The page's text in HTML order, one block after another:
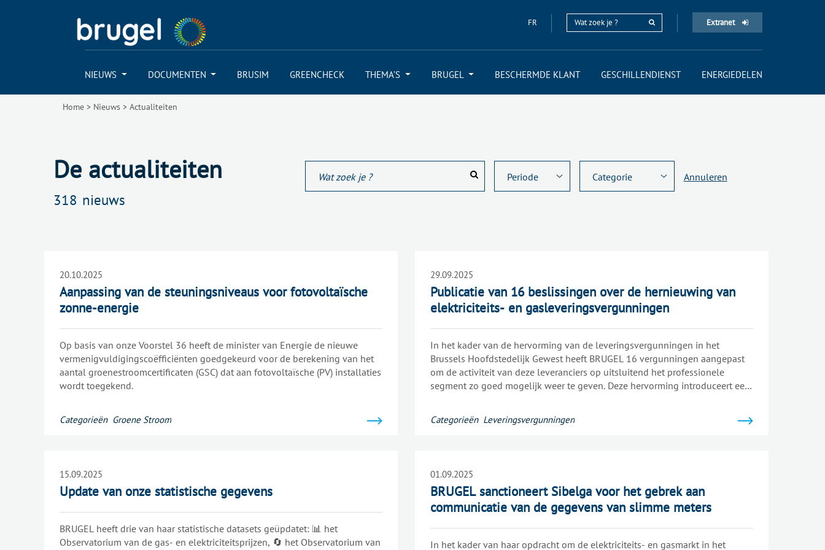
FR Extranet
NIEUWS DOCUMENTEN BRUSIM GREENCHECK THEMA’S BRUGEL BESCHERMDE KLANT GESCHILLENDIENST ENERGIEDELEN
Home > Nieuws > Actualiteiten
De actualiteiten Annuleren
318 nieuws
20.10.2025
Aanpassing van de steuningsniveaus voor fotovoltaïsche
zonne-energie
Op basis van onze Voorstel 36 heeft de minister van Energie de nieuwe
vermenigvuldigingscoëfficiënten goedgekeurd voor de berekening van het
aantal groenestroomcertificaten (GSC) dat aan fotovoltaïsche (PV) installaties
wordt toegekend.
Categorieën Groene Stroom
29.09.2025
Publicatie van 16 beslissingen over de hernieuwing van
elektriciteits- en gasleveringsvergunningen
In het kader van de hervorming van de leveringsvergunningen in het
Brussels Hoofdstedelijk Gewest heeft BRUGEL 16 vergunningen aangepast
om de activiteit van deze leveranciers op uitsluitend het professionele
segment zo goed mogelijk weer te geven. Deze hervorming introduceert een
Categorieën Leveringsvergunningen
15.09.2025
Update van onze statistische gegevens
BRUGEL heeft drie van haar statistische datasets geüpdatet: 📊 het
Observatorium van de gas- en elektriciteitsprijzen, 🔄 het Observatorium van
01.09.2025
BRUGEL sanctioneert Sibelga voor het gebrek aan
communicatie van de gegevens van slimme meters
In het kader van haar opdracht om de elektriciteits- en gasmarkt in het